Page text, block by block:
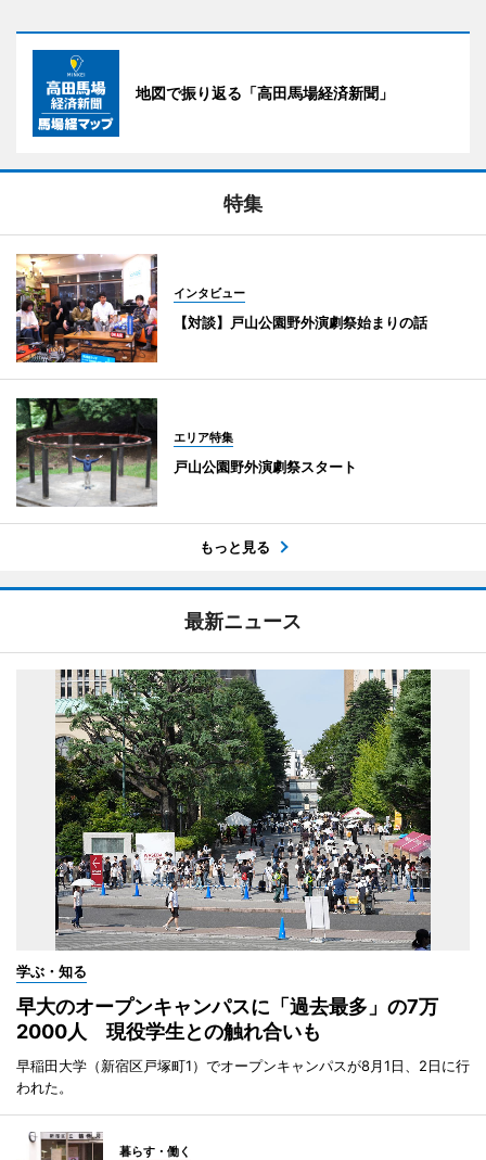
地図で振り返る「高田馬場経済新聞」
特集
インタビュー
【対談】戸山公園野外演劇祭始まりの話
エリア特集
戸山公園野外演劇祭スタート
もっと見る
最新ニュース
学ぶ・知る
早大のオープンキャンパスに「過去最多」の7万
2000人 現役学生との触れ合いも
早稲田大学（新宿区戸塚町1）でオープンキャンパスが8月1日、2日に行
われた。
暮らす・働く